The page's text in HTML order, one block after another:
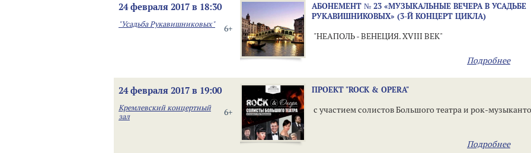
24 февраля 2017 в 18:30
6+
"Усадьба Рукавишниковых"
АБОНЕМЕНТ № 23 «МУЗЫКАЛЬНЫЕ ВЕЧЕРА В УСАДЬБЕ
РУКАВИШНИКОВЫХ» (3-Й КОНЦЕРТ ЦИКЛА)
"НЕАПОЛЬ - ВЕНЕЦИЯ. XVIII ВЕК"
Подробнее
24 февраля 2017 в 19:00
6+
Кремлевский концертный
зал
ПРОЕКТ "ROCK & ОPERA"
c участием солистов Большого театра и рок-
Подробнее